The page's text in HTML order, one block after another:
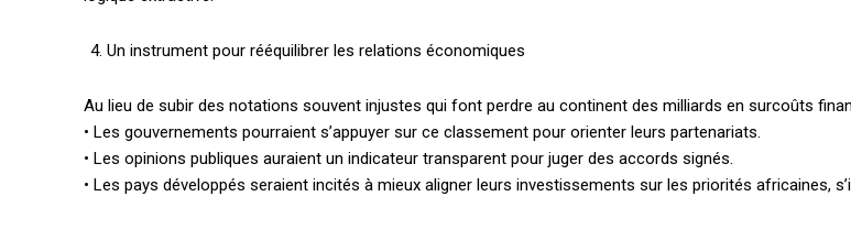
Gratuit /accès limité $
Un instrument pour rééquilibrer les relations économiques
Au lieu de subir des notations souvent injustes qui font perdre au continent des milliards en surcoûts
• Les gouvernements pourraient s’appuyer sur ce classement pour orienter leurs partenariats.
• Les opinions publiques auraient un indicateur transparent pour juger des accords signés.
• Les pays développés seraient incités à mieux aligner leurs investissements sur les priorités africaines,